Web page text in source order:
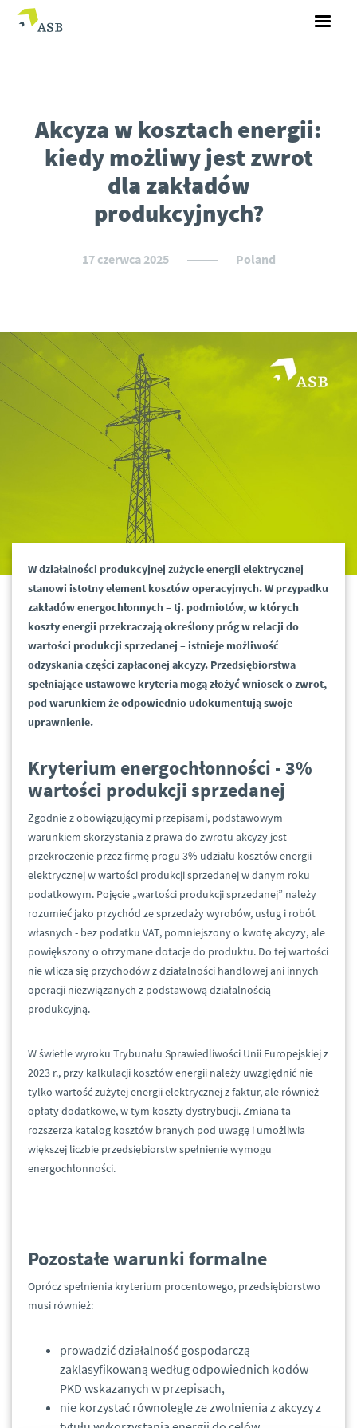
Akcyza w kosztach energii:
kiedy możliwy jest zwrot
dla zakładów
produkcyjnych?
17 czerwca 2025 Poland
W działalności produkcyjnej zużycie energii elektrycznej
stanowi istotny element kosztów operacyjnych. W przypadku
zakładów energochłonnych – tj. podmiotów, w których
koszty energii przekraczają określony próg w relacji do
wartości produkcji sprzedanej – istnieje możliwość
odzyskania części zapłaconej akcyzy. Przedsiębiorstwa
spełniające ustawowe kryteria mogą złożyć wniosek o zwrot,
pod warunkiem że odpowiednio udokumentują swoje
uprawnienie.
Kryterium energochłonności - 3%
wartości produkcji sprzedanej
Zgodnie z obowiązującymi przepisami, podstawowym
warunkiem skorzystania z prawa do zwrotu akcyzy jest
przekroczenie przez firmę progu 3% udziału kosztów energii
elektrycznej w wartości produkcji sprzedanej w danym roku
podatkowym. Pojęcie „wartości produkcji sprzedanej” należy
rozumieć jako przychód ze sprzedaży wyrobów, usług i robót
własnych - bez podatku VAT, pomniejszony o kwotę akcyzy, ale
powiększony o otrzymane dotacje do produktu. Do tej wartości
nie wlicza się przychodów z działalności handlowej ani innych
operacji niezwiązanych z podstawową działalnością
produkcyjną.
W świetle wyroku Trybunału Sprawiedliwości Unii Europejskiej z
2023 r., przy kalkulacji kosztów energii należy uwzględnić nie
tylko wartość zużytej energii elektrycznej z faktur, ale również
opłaty dodatkowe, w tym koszty dystrybucji. Zmiana ta
rozszerza katalog kosztów branych pod uwagę i umożliwia
większej liczbie przedsiębiorstw spełnienie wymogu
energochłonności.
Pozostałe warunki formalne
Oprócz spełnienia kryterium procentowego, przedsiębiorstwo
musi również:
prowadzić działalność gospodarczą
zaklasyfikowaną według odpowiednich kodów
PKD wskazanych w przepisach,
nie korzystać równolegle ze zwolnienia z akcyzy z